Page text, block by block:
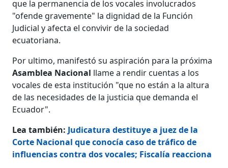
que la permanencia de los vocales involucrados
"ofende gravemente" la dignidad de la Función
Judicial y afecta el convivir de la sociedad
ecuatoriana.
Por ultimo, manifestó su aspiración para la próxima
Asamblea Nacional llame a rendir cuentas a los
vocales de esta institución "que no están a la altura
de las necesidades de la justicia que demanda el
Ecuador".
Lea también: Judicatura destituye a juez de la
Corte Nacional que conocía caso de tráfico de
influencias contra dos vocales; Fiscalía reacciona